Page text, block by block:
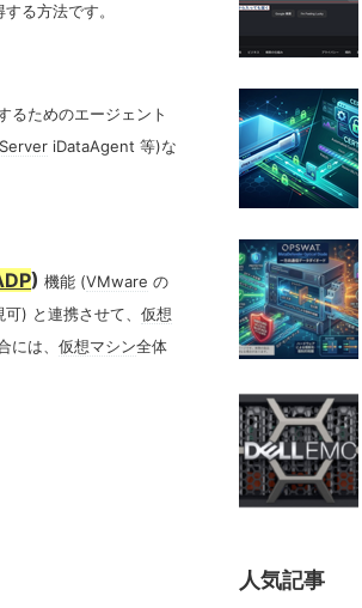
る方法です。
るためのエージェント
iDataAgent 等)な
) 機能 (VMware の
) と連携させて、 仮想
には、 仮想マシン全体
人気記事